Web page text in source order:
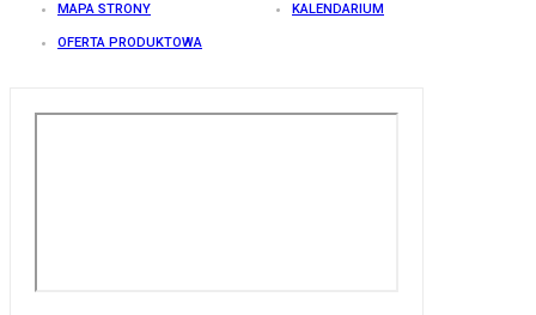
MAPA STRONY KALENDARIUM
OFERTA PRODUKTOWA